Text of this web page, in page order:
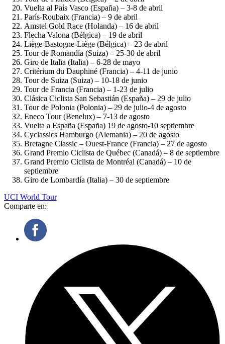
Vuelta al País Vasco (España) – 3-8 de abril
París-Roubaix (Francia) – 9 de abril
Amstel Gold Race (Holanda) – 16 de abril
Flecha Valona (Bélgica) – 19 de abril
Liège-Bastogne-Liège (Bélgica) – 23 de abril
Tour de Romandía (Suiza) – 25-30 de abril
Giro de Italia (Italia) – 6-28 de mayo
Critérium du Dauphiné (Francia) – 4-11 de junio
Tour de Suiza (Suiza) – 10-18 de junio
Tour de Francia (Francia) – 1-23 de julio
Clásica Ciclista San Sebastián (España) – 29 de julio
Tour de Polonia (Polonia) – 29 de julio-4 de agosto
Eneco Tour (Benelux) – 7-13 de agosto
Vuelta a España (España) 19 de agosto-10 septiembre
Cyclassics Hamburgo (Alemania) – 20 de agosto
Bretagne Classic – Ouest-France (Francia) – 27 de agosto
Grand Premio Ciclista de Québec (Canadá) – 8 de septiembre
Grand Premio Ciclista de Montréal (Canadá) – 10 de
septiembre
Giro de Lombardía (Italia) – 30 de septiembre
UCI World Tour
Comparte en: